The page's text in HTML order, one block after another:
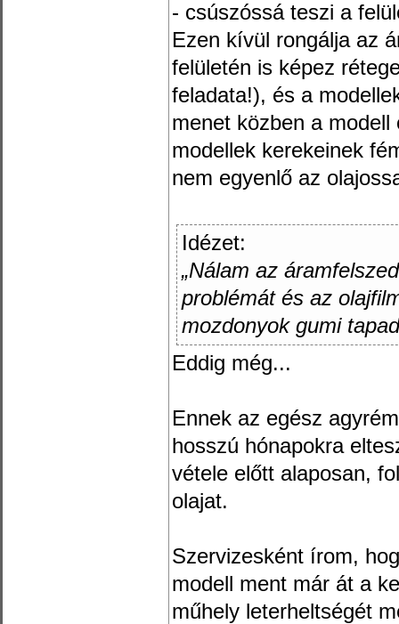
- csúszóssá teszi a
Ezen kívül rongálja az
felületén is képez
feladata!), és a
menet közben a
modellek kerekeinek
nem egyenlő az
Idézet:
„Nálam az
problémát és az
mozdonyok gumi
Eddig még...
Ennek az egész
hosszú hónapokra
vétele előtt alaposan,
olajat.
Szervizesként írom,
modell ment már át a
műhely leterheltségét